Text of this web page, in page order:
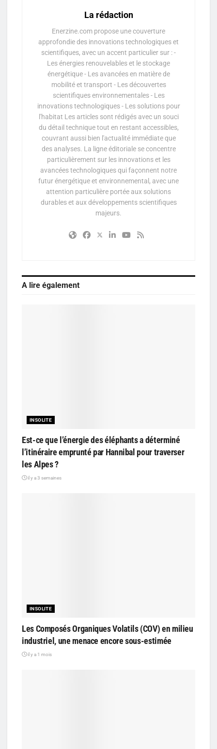
La rédaction
Enerzine.com propose une couverture
approfondie des innovations technologiques et
scientifiques, avec un accent particulier sur : -
Les énergies renouvelables et le stockage
énergétique - Les avancées en matière de
mobilité et transport - Les découvertes
scientifiques environnementales - Les
innovations technologiques - Les solutions pour
l'habitat Les articles sont rédigés avec un souci
du détail technique tout en restant accessibles,
couvrant aussi bien l'actualité immédiate que
des analyses. La ligne éditoriale se concentre
particulièrement sur les innovations et les
avancées technologiques qui façonnent notre
futur énergétique et environnemental, avec une
attention particulière portée aux solutions
durables et aux développements scientifiques
majeurs.
A lire également
INSOLITE
Est-ce que l’énergie des éléphants a déterminé
l’itinéraire emprunté par Hannibal pour traverser
les Alpes ?
il y a 3 semaines
INSOLITE
Les Composés Organiques Volatils (COV) en milieu
industriel, une menace encore sous-estimée
il y a 1 mois